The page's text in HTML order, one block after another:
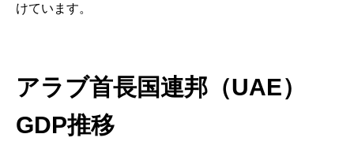
けています。
アラブ首長国連邦（UAE）
GDP推移